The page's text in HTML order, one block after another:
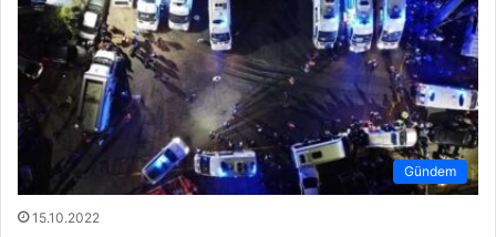
Gündem
15.10.2022